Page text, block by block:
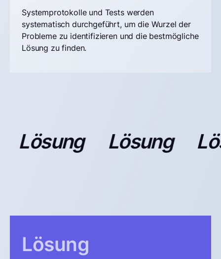
Systemprotokolle und Tests werden
systematisch durchgeführt, um die Wurzel der
Probleme zu identifizieren und die bestmögliche
Lösung zu finden.
Lösung Lösung
Lösung